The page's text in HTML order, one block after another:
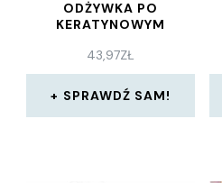
ODŻYWKA PO
KERATYNOWYM
WŁOSÓW 2X236ML
43,97ZŁ
SPRAWDŹ SAM!